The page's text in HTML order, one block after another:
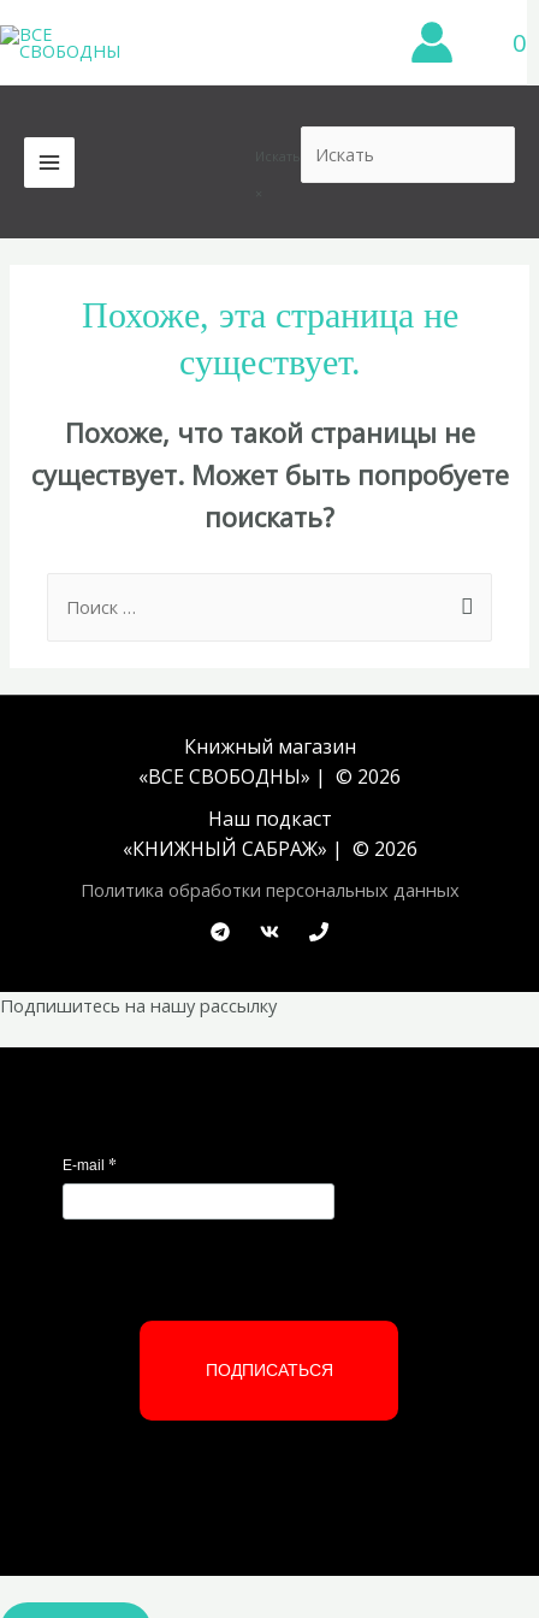
к
содержимому
0
MAIN
MENU
Похоже, эта страница не
существует.
Похоже, что такой страницы не
существует. Может быть попробуете
поискать?
for:
Книжный магазин
«ВСЕ СВОБОДНЫ» | © 2026
Наш подкаст
«КНИЖНЫЙ САБРАЖ» | © 2026
Политика обработки персональных данных
Подпишитесь на нашу рассылку
E-mail *
ПОДПИСАТЬСЯ